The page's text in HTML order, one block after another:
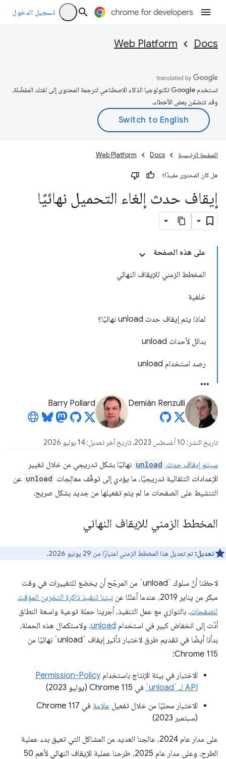
تسجيل الدخول
Docs
Web Platform
تستخدم Google تكنولوجيا الذكاء الاصطناعي لترجمة المحتوى إلى لغتك المفضّلة،
وقد تتضمّن بعض الأخطاء.
الصفحة الرئيسية Docs
Web Platform
هل كان المحتوى مفيدًا؟
إيقاف حدث إلغاء التحميل نهائيًا
على هذه الصفحة
المخطط الزمني للإيقاف النهائي
خلفية
لماذا يتم إيقاف حدث unload نهائيًا؟
بدائل لأحداث unload
رصد استخدام unload
Demián Renzulli
Barry Pollard
تاريخ النشر: 10 أغسطس 2023، تاريخ آخر تعديل: 14 يوليو 2026
سيتم إيقاف حدث unload نهائيًا بشكل تدريجي من خلال تغيير
الإعدادات التلقائية تدريجيًا، ما يؤدي إلى توقّف معالِجات unload عن
التنشيط على الصفحات ما لم يتم تفعيلها من جديد بشكل صريح.
المخطط الزمني للإيقاف النهائي
تعديل: تم تعديل هذا المخطط الزمني اعتبارًا من 29 يونيو 2026.
لاحظنا أنّ سلوك `unload` من المرجّح أن يخضع للتغييرات في وقت
مبكر من يناير 2019، عندما أعلنّا عن
نيتنا تنفيذ ذاكرة التخزين المؤقت
للصفحات. بالتوازي مع عمل التنفيذ، أجرينا حملة توعية واسعة النطاق
أدّت إلى انخفاض كبير في استخدام unload. ولاستكمال هذه الحملة،
بدأنا أيضًا في تقديم طرق لاختبار تأثير إيقاف `unload` نهائيًا من
Chrome 115:
الاختبار في بيئة الإنتاج باستخدام Permission-Policy
API لـ `unload`
في Chrome 115 (يوليو 2023)
الاختبار محليًا من خلال تفعيل علامة
في Chrome 117
(سبتمبر 2023)
على مدار عام 2024، عالجنا العديد من المشاكل التي تعيق بدء عملية
الطرح، وعلى مدار عام 2025، طرحنا عملية الإيقاف النهائي لأهم 50